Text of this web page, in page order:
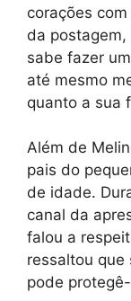
corações
da
sabe fazer
até mesmo
quanto a sua
Além de
pais do
de idade.
canal da
falou a
ressaltou que
pode